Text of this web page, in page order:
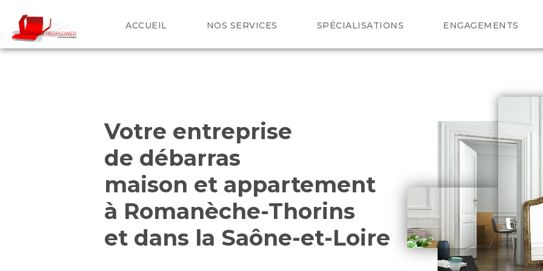
ACCUEIL NOS SERVICES SPÉCIALISATIONS ENGAGEMENTS
Votre entreprise
de débarras
maison et appartement
à Romanèche-Thorins
et dans la Saône-et-Loire